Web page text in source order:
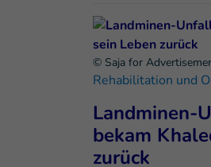
© Saja for
Rehabilitation und
Landminen-
bekam
zurück